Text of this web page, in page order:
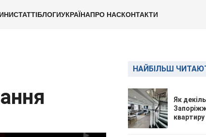
СТАТТІБЛОГИУКРАЇНАПРО НАСКОНТАКТИ
НАЙБІЛЬШ
Як